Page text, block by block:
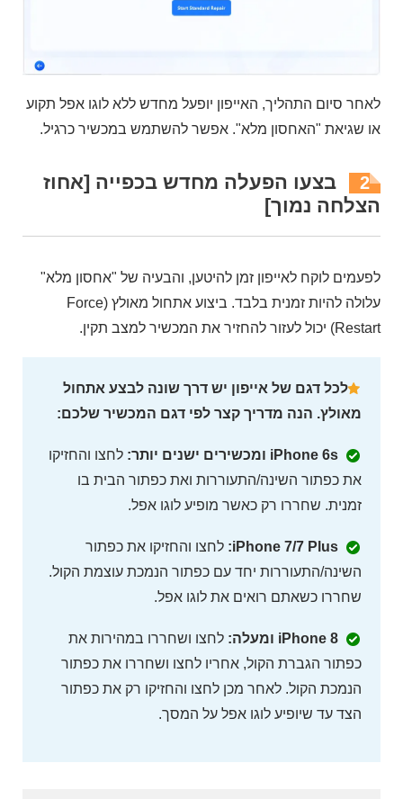
לאחר סיום התהליך, האייפון יופעל מחדש ללא לוגו אפל תקוע
או שגיאת "האחסון מלא". אפשר להשתמש במכשיר כרגיל.
2
בצעו הפעלה מחדש בכפייה [אחוז
הצלחה נמוך]
לפעמים לוקח לאייפון זמן להיטען, והבעיה של "אחסון מלא"
עלולה להיות זמנית בלבד. ביצוע אתחול מאולץ (Force
Restart) יכול לעזור להחזיר את המכשיר למצב תקין.
לכל דגם של אייפון יש דרך שונה לבצע אתחול
מאולץ. הנה מדריך קצר לפי דגם המכשיר שלכם:
iPhone 6s ומכשירים ישנים יותר:
לחצו והחזיקו
את כפתור השינה/התעוררות ואת כפתור הבית בו
זמנית. שחררו רק כאשר מופיע לוגו אפל.
iPhone 7/7 Plus: לחצו והחזיקו את כפתור
השינה/התעוררות יחד עם כפתור הנמכת עוצמת הקול.
שחררו כשאתם רואים את לוגו אפל.
iPhone 8 ומעלה:
לחצו ושחררו במהירות את
כפתור הגברת הקול, אחריו לחצו ושחררו את כפתור
הנמכת הקול. לאחר מכן לחצו והחזיקו רק את כפתור
הצד עד שיופיע לוגו אפל על המסך.